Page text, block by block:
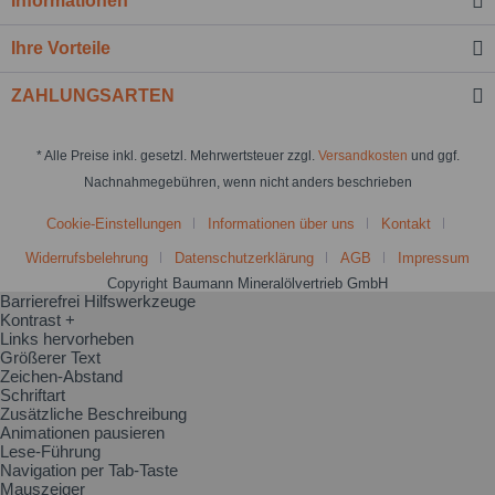
Ihre Vorteile
ZAHLUNGSARTEN
* Alle Preise inkl. gesetzl. Mehrwertsteuer zzgl. Versandkosten und ggf.
Nachnahmegebühren, wenn nicht anders beschrieben
Cookie-Einstellungen Informationen über uns Kontakt
Widerrufsbelehrung Datenschutzerklärung AGB
Impressum
Copyright Baumann Mineralölvertrieb GmbH
Barrierefrei Hilfswerkzeuge
Kontrast +
Links hervorheben
Größerer Text
Zeichen-Abstand
Schriftart
Zusätzliche Beschreibung
Animationen pausieren
Lese-Führung
Navigation per Tab-Taste
Mauszeiger